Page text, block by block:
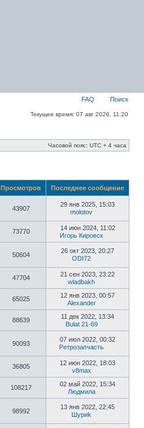
FAQ Поиск
Текущее время: 07 авг 2026, 11:20
Часовой пояс: UTC + 4 часа
Просмотров Последнее сообщение
43907
29 янв 2025, 15:03
molotov
73770
14 июн 2024, 11:02
Игорь Кировск
50604
26 окт 2023, 20:27
ODI72
47704
21 сен 2023, 23:22
wladbakh
65025
12 янв 2023, 00:57
Alexander
88639
11 дек 2022, 13:34
Bulat 21-69
90093
07 июл 2022, 00:32
Ретрозапчасть
36805
12 июн 2022, 18:03
v8max
108217
02 май 2022, 15:34
Людмила
98992
13 янв 2022, 22:45
Шyриk